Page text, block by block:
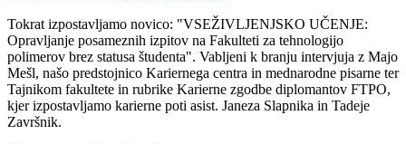
Tokrat izpostavljamo novico: "VSEŽIVLJENJSKO UČENJE:
Opravljanje posameznih izpitov na Fakulteti za tehnologijo
polimerov brez statusa študenta". Vabljeni k branju intervjuja z Majo
Mešl, našo predstojnico Kariernega centra in mednarodne pisarne ter
Tajnikom fakultete in rubrike Karierne zgodbe diplomantov FTPO,
kjer izpostavljamo karierne poti asist. Janeza Slapnika in Tadeje
Završnik.